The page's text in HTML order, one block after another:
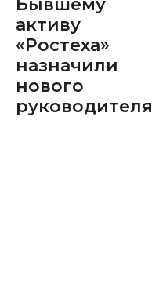
активу
«Ростеха»
назначили
нового
руководителя